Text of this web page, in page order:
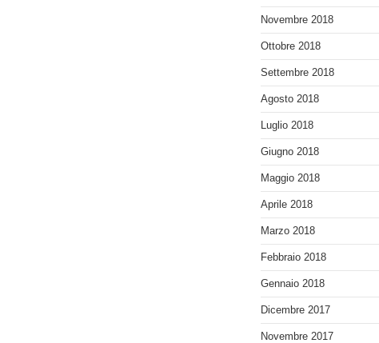
Novembre 2018
Ottobre 2018
Settembre 2018
Agosto 2018
Luglio 2018
Giugno 2018
Maggio 2018
Aprile 2018
Marzo 2018
Febbraio 2018
Gennaio 2018
Dicembre 2017
Novembre 2017